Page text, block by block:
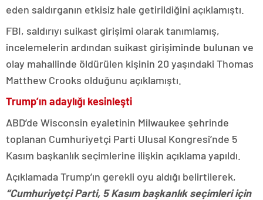
eden saldırganın etkisiz hale getirildiğini açıklamıştı.
FBI, saldırıyı suikast girişimi olarak tanımlamış,
incelemelerin ardından suikast girişiminde bulunan ve
olay mahallinde öldürülen kişinin 20 yaşındaki Thomas
Matthew Crooks olduğunu açıklamıştı.
Trump’ın adaylığı kesinleşti
ABD’de Wisconsin eyaletinin Milwaukee şehrinde
toplanan Cumhuriyetçi Parti Ulusal Kongresi’nde 5
Kasım başkanlık seçimlerine ilişkin açıklama yapıldı.
Açıklamada Trump’ın gerekli oyu aldığı belirtilerek,
“Cumhuriyetçi Parti, 5 Kasım başkanlık seçimleri için